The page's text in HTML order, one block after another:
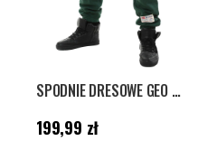
SPODNIE DRESOWE GEO NORWAY - CIEMNOZIELONE
Cena :199,99 zł
199,99 zł